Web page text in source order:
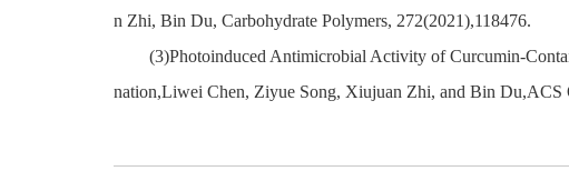
n Zhi, Bin Du, Carbohydrate Polymers, 272(2021),118476.
(3)Photoinduced Antimicrobial Activity of Curcumin-
nation,Liwei Chen, Ziyue Song, Xiujuan Zhi, and Bin Du,ACS